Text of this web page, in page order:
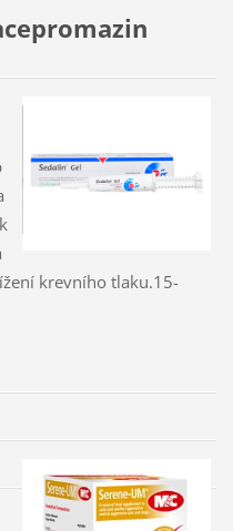
krevního tlaku.15-